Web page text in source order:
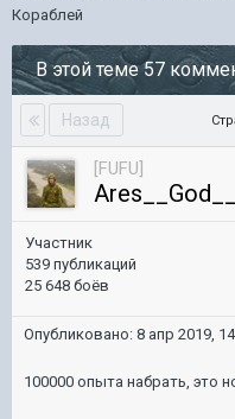
Кораблей
В этой теме 57
Назад
[FUFU]
Участник
539 публикаций
25 648 боёв
Опубликовано: 8 апр 2019,
100000 опыта набрать, это